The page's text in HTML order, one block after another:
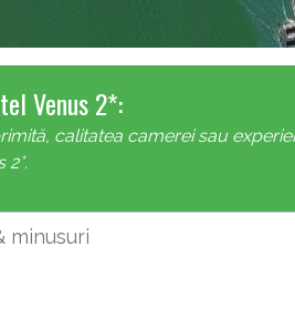
Venus 2*:
calitatea camerei sau
2*.